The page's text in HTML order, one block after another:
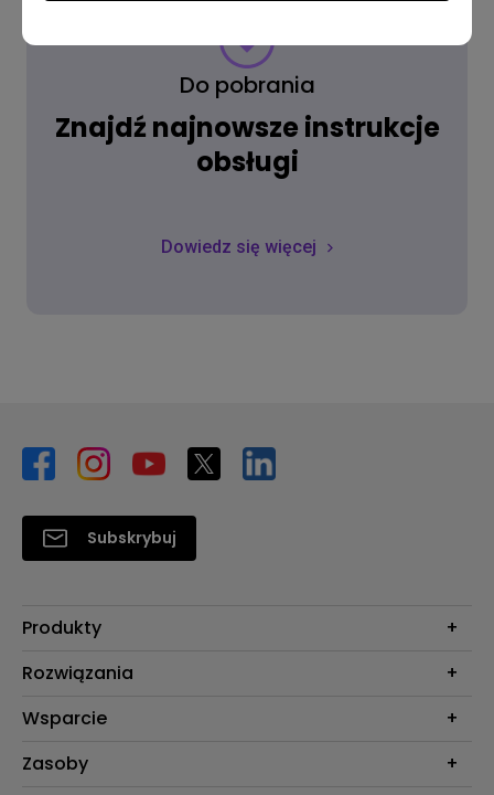
Do pobrania
Znajdź najnowsze instrukcje
obsługi
Dowiedz się więcej
Subskrybuj
Produkty
Projektory
Oświetlenie
Rozwiązania
Biznes i Edukacja
Wsparcie
Kontakt
Zasoby